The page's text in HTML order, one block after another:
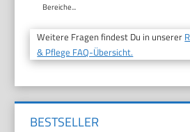
Bereiche...
Weitere Fragen findest Du in unserer
& Pflege FAQ-Übersicht.
BESTSELLER